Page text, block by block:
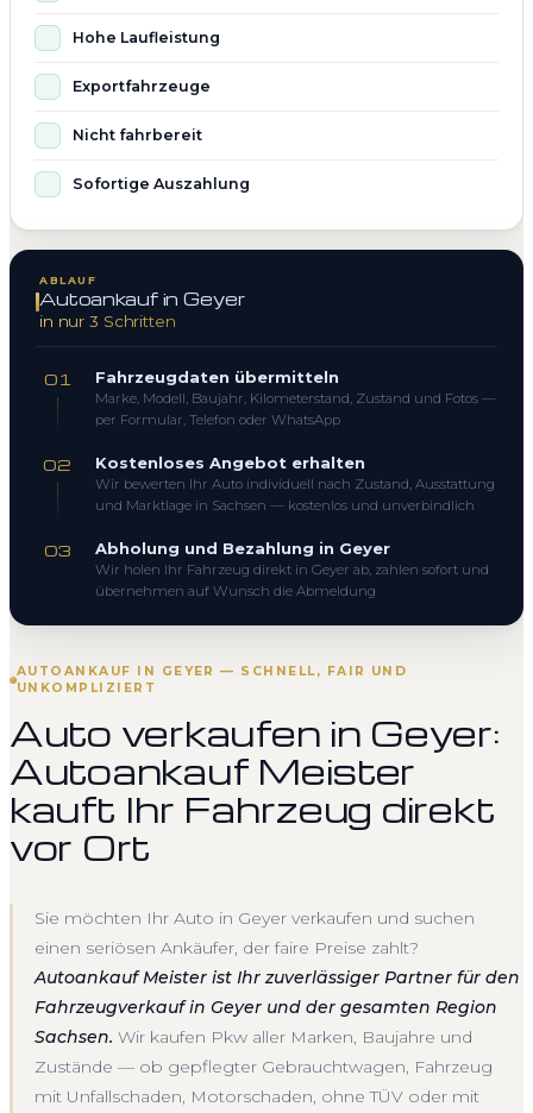
AUTOANKAUF IN GEYER — SCHNELL, FAIR UND
UNKOMPLIZIERT
Auto verkaufen in Geyer:
Autoankauf Meister
kauft Ihr Fahrzeug direkt
vor Ort
Sie möchten Ihr Auto in Geyer verkaufen und suchen
einen seriösen Ankäufer, der faire Preise zahlt?
Autoankauf Meister ist Ihr zuverlässiger Partner für den
Fahrzeugverkauf in Geyer und der gesamten Region
Sachsen. Wir kaufen Pkw aller Marken, Baujahre und
Zustände — ob gepflegter Gebrauchtwagen, Fahrzeug
mit Unfallschaden, Motorschaden, ohne TÜV oder mit
Hohe Laufleistung
Exportfahrzeuge
Nicht fahrbereit
Sofortige Auszahlung
ABLAUF
Autoankauf in Geyer
in nur 3 Schritten
01 Fahrzeugdaten übermitteln
Marke, Modell, Baujahr, Kilometerstand, Zustand und Fotos —
per Formular, Telefon oder WhatsApp
02 Kostenloses Angebot erhalten
Wir bewerten Ihr Auto individuell nach Zustand, Ausstattung
und Marktlage in Sachsen — kostenlos und unverbindlich
03 Abholung und Bezahlung in Geyer
Wir holen Ihr Fahrzeug direkt in Geyer ab, zahlen sofort und
übernehmen auf Wunsch die Abmeldung